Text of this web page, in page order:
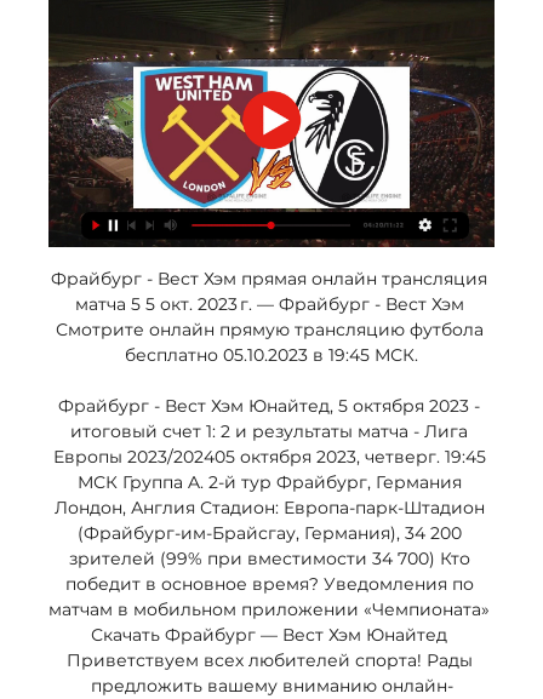
Фрайбург - Вест Хэм прямая онлайн трансляция
матча 5 5 окт. 2023 г. — Фрайбург - Вест Хэм
Смотрите онлайн прямую трансляцию футбола
бесплатно 05.10.2023 в 19:45 МСК.
Фрайбург - Вест Хэм Юнайтед, 5 октября 2023 -
итоговый счет 1: 2 и результаты матча - Лига
Европы 2023/202405 октября 2023, четверг. 19:45
МСК Группа A. 2-й тур Фрайбург, Германия
Лондон, Англия Стадион: Европа-парк-Штадион
(Фрайбург-им-Брайсгау, Германия), 34 200
зрителей (99% при вместимости 34 700) Кто
победит в основное время? Уведомления по
матчам в мобильном приложении «Чемпионата»
Скачать Фрайбург — Вест Хэм Юнайтед
Приветствуем всех любителей спорта! Рады
предложить вашему вниманию онлайн-